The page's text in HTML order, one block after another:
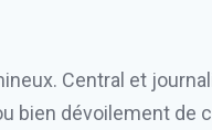
Central et
bien dévoilement